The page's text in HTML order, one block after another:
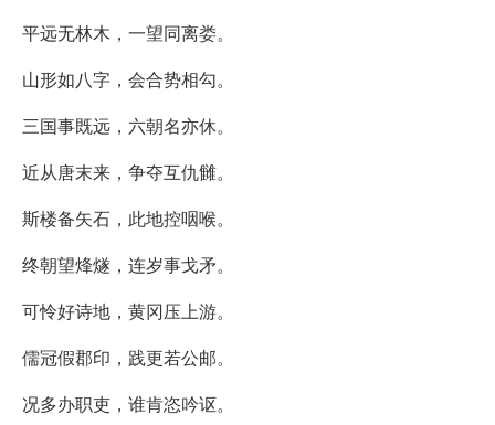
平远无林木，一望同离娄。
山形如八字，会合势相勾。
三国事既远，六朝名亦休。
近从唐末来，争夺互仇雠。
斯楼备矢石，此地控咽喉。
终朝望烽燧，连岁事戈矛。
可怜好诗地，黄冈压上游。
儒冠假郡印，践更若公邮。
况多办职吏，谁肯恣吟讴。